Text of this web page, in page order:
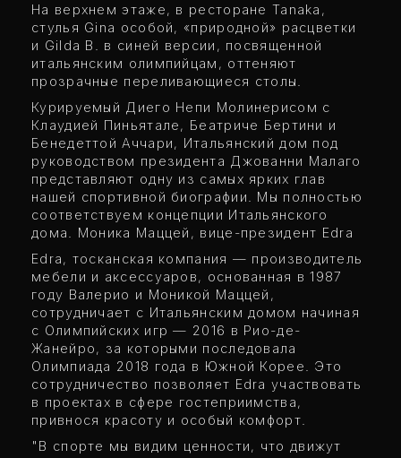
На верхнем этаже, в ресторане Tanaka,
стулья Gina особой, «природной» расцветки
и Gilda B. в синей версии, посвященной
итальянским олимпийцам, оттеняют
прозрачные переливающиеся столы.
Курируемый Диего Непи Молинерисом с
Клаудией Пиньятале, Беатриче Бертини и
Бенедеттой Аччари, Итальянский дом под
руководством президента Джованни Малаго
представляют одну из самых ярких глав
нашей спортивной биографии. Мы полностью
соответствуем концепции Итальянского
дома. Моника Маццей, вице-президент Edra
Edra, тосканская компания — производитель
мебели и аксессуаров, основанная в 1987
году Валерио и Моникой Маццей,
сотрудничает с Итальянским домом начиная
с Олимпийских игр — 2016 в Рио-де-
Жанейро, за которыми последовала
Олимпиада 2018 года в Южной Корее. Это
сотрудничество позволяет Edra участвовать
в проектах в сфере гостеприимства,
привнося красоту и особый комфорт.
"В спорте мы видим ценности, что движут